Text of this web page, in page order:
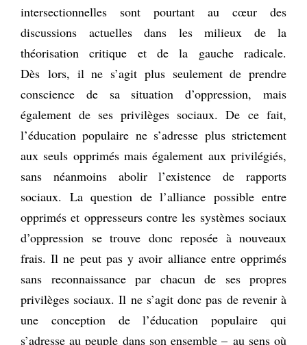
intersectionnelles sont pourtant au cœur des
discussions actuelles dans les milieux de la
théorisation critique et de la gauche radicale.
Dès lors, il ne s’agit plus seulement de prendre
conscience de sa situation d’oppression, mais
également de ses privilèges sociaux. De ce fait,
l’éducation populaire ne s’adresse plus strictement
aux seuls opprimés mais également aux privilégiés,
sans néanmoins abolir l’existence de rapports
sociaux. La question de l’alliance possible entre
opprimés et oppresseurs contre les systèmes sociaux
d’oppression se trouve donc reposée à nouveaux
frais. Il ne peut pas y avoir alliance entre opprimés
sans reconnaissance par chacun de ses propres
privilèges sociaux. Il ne s’agit donc pas de revenir à
une conception de l’éducation populaire qui
s’adresse au peuple dans son ensemble – au sens où